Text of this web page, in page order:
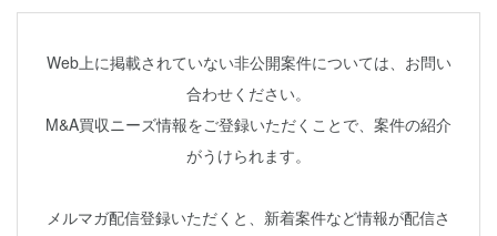
Web上に掲載されていない非公開案件については、お問い
合わせください。
M&A買収ニーズ情報をご登録いただくことで、案件の紹介
がうけられます。
メルマガ配信登録いただくと、新着案件など情報が配信さ